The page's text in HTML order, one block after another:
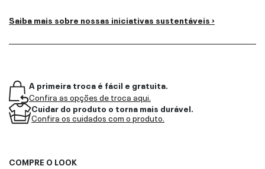
Saiba mais sobre nossas iniciativas sustentáveis ›
A primeira troca é fácil e gratuita.
Confira as opções de troca aqui.
Cuidar do produto o torna mais durável.
Confira os cuidados com o produto.
COMPRE O LOOK